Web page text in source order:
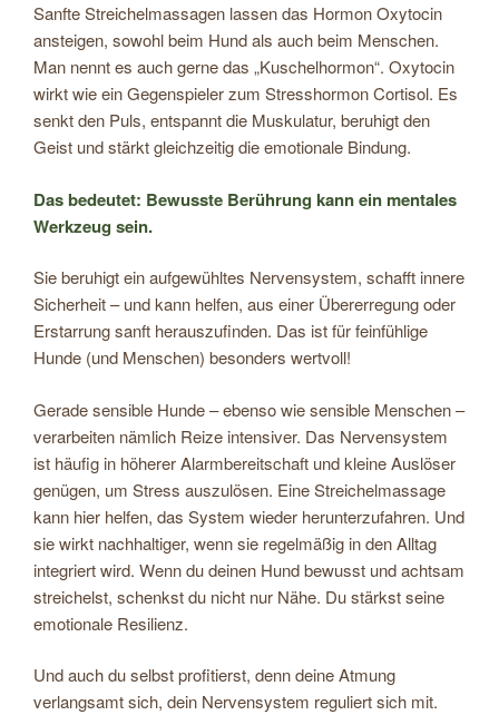
Sanfte Streichelmassagen lassen das Hormon Oxytocin
ansteigen, sowohl beim Hund als auch beim Menschen.
Man nennt es auch gerne das „Kuschelhormon“. Oxytocin
wirkt wie ein Gegenspieler zum Stresshormon Cortisol. Es
senkt den Puls, entspannt die Muskulatur, beruhigt den
Geist und stärkt gleichzeitig die emotionale Bindung.
Das bedeutet: Bewusste Berührung kann ein mentales
Werkzeug sein.
Sie beruhigt ein aufgewühltes Nervensystem, schafft innere
Sicherheit – und kann helfen, aus einer Übererregung oder
Erstarrung sanft herauszufinden. Das ist für feinfühlige
Hunde (und Menschen) besonders wertvoll!
Gerade sensible Hunde – ebenso wie sensible Menschen –
verarbeiten nämlich Reize intensiver. Das Nervensystem
ist häufig in höherer Alarmbereitschaft und kleine Auslöser
genügen, um Stress auszulösen. Eine Streichelmassage
kann hier helfen, das System wieder herunterzufahren. Und
sie wirkt nachhaltiger, wenn sie regelmäßig in den Alltag
integriert wird. Wenn du deinen Hund bewusst und achtsam
streichelst, schenkst du nicht nur Nähe. Du stärkst seine
emotionale Resilienz.
Und auch du selbst profitierst, denn deine Atmung
verlangsamt sich, dein Nervensystem reguliert sich mit.